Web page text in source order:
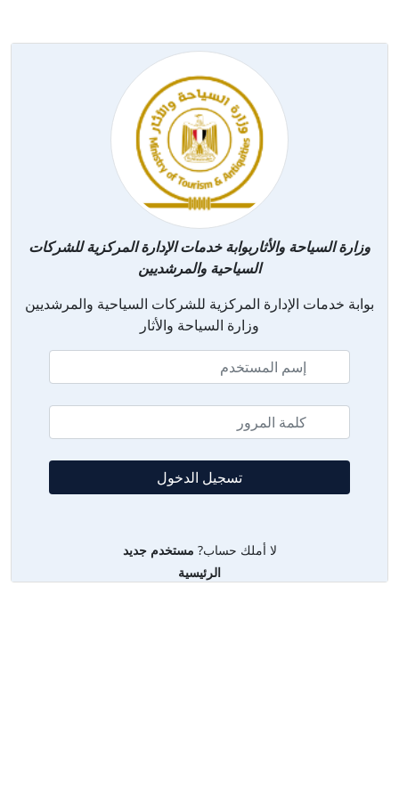
وزارة السياحة والأثاربوابة خدمات الإدارة المركزية للشركات
السياحية والمرشديين
بوابة خدمات الإدارة المركزية للشركات السياحية والمرشديين
وزارة السياحة والأثار
لا أملك حساب? مستخدم جديد
الرئيسية